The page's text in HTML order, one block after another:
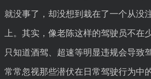
就没事了，却没想到栽在了一个从没
上。其实，像老陈这样的驾驶员不在
只知道酒驾、超速等明显违规会导致
常常忽视那些潜伏在日常驾驶行为中